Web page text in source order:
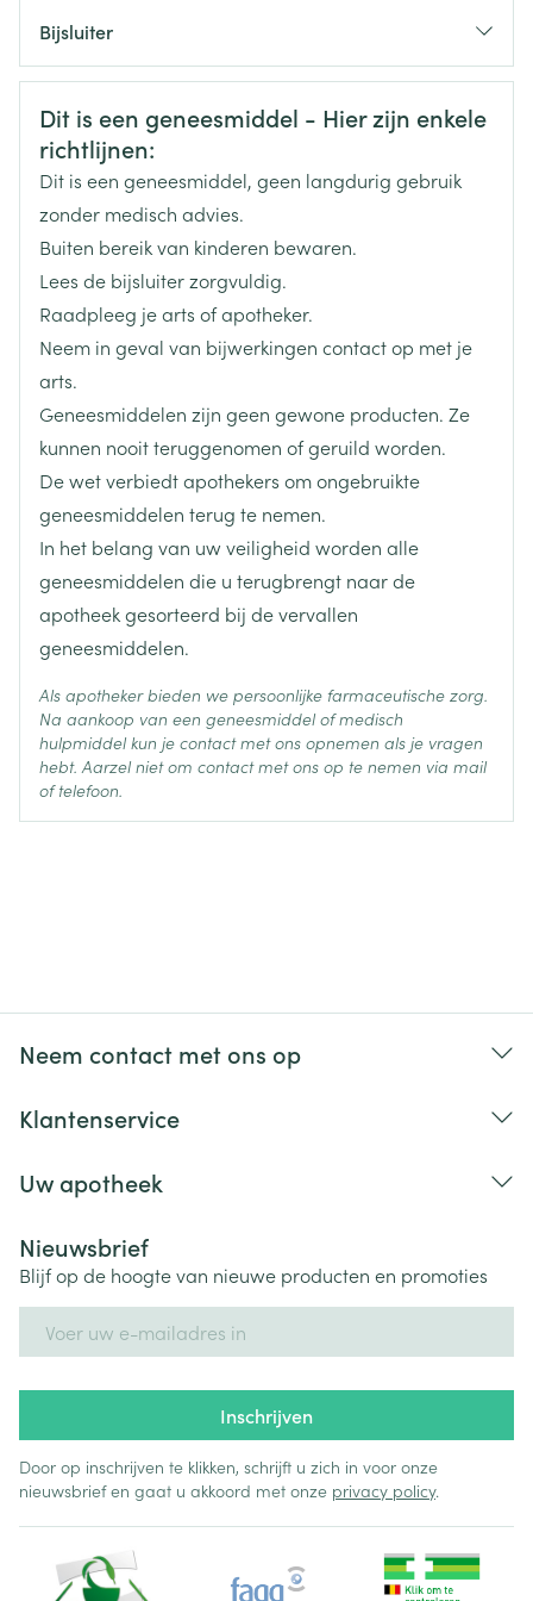
bij de behandeling van de ziekte van Parkinson),
moclobemide (gebruikt bij de behandeling van
depressie) en linezolid (een antibioticum).  Indien u
een aangeboren hartritmestoornis heeft of in het
verleden een voorval van hartritmestoornissen heeft
gehad (gezien op ECG- elektrocardiogram, een
onderzoek om de hartfunctie te evalueren).  Indien
u geneesmiddelen inneemt voor de behandeling
van hartritmestoornissen of die hartritmestoornissen
kunnen veroorzaken (zie ook de rubriek 2 "Gebruikt u
nog andere geneesmiddelen?").
Organisaties Arega Pharma NV, Teva Belgium
Merken
Breedte 63 mm
Lengte
Diepte 22 mm
Verpakking
28
Actieve
Ingrediënten
escitalopram oxalaat
Behoud Kamertemperatuur (15°C - 25°C)
Bijsluiter
Nederlands
Duits Frans
Veiligheidsinformatie
Dit is een geneesmiddel - Hier zijn enkele
richtlijnen:
Dit is een geneesmiddel, geen langdurig gebruik
zonder medisch advies.
Buiten bereik van kinderen bewaren.
Lees de bijsluiter zorgvuldig.
Raadpleeg je arts of apotheker.
Neem in geval van bijwerkingen contact op met je
arts.
Geneesmiddelen zijn geen gewone producten. Ze
kunnen nooit teruggenomen of geruild worden.
De wet verbiedt apothekers om ongebruikte
geneesmiddelen terug te nemen.
In het belang van uw veiligheid worden alle
geneesmiddelen die u terugbrengt naar de
apotheek gesorteerd bij de vervallen
geneesmiddelen.
Als apotheker bieden we persoonlijke farmaceutische zorg.
Na aankoop van een geneesmiddel of medisch
hulpmiddel kun je contact met ons opnemen als je vragen
hebt. Aarzel niet om contact met ons op te nemen via mail
of telefoon.
Neem contact met ons op
Klantenservice
Uw apotheek
Nieuwsbrief
Blijf op de hoogte van nieuwe producten en promoties
Inschrijven
Door op inschrijven te klikken, schrijft u zich in voor onze
nieuwsbrief en gaat u akkoord met onze privacy policy.